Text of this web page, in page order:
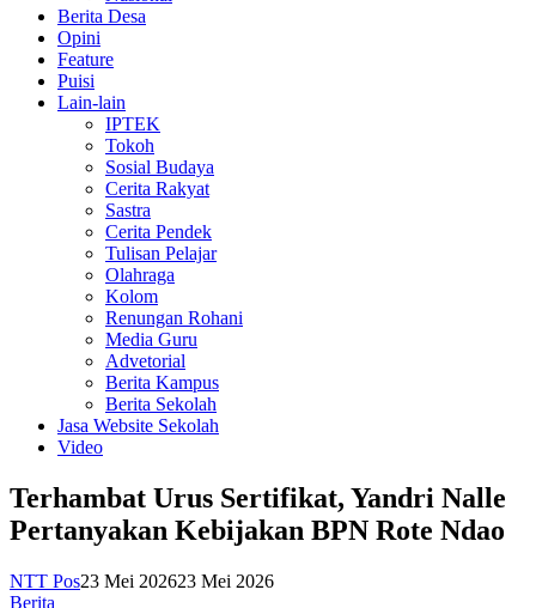
Berita Desa
Opini
Feature
Puisi
Lain-lain
IPTEK
Tokoh
Sosial Budaya
Cerita Rakyat
Sastra
Cerita Pendek
Tulisan Pelajar
Olahraga
Kolom
Renungan Rohani
Media Guru
Advetorial
Berita Kampus
Berita Sekolah
Jasa Website Sekolah
Video
Terhambat Urus Sertifikat, Yandri Nalle
Pertanyakan Kebijakan BPN Rote Ndao
NTT Pos23 Mei 202623 Mei 2026
Berita